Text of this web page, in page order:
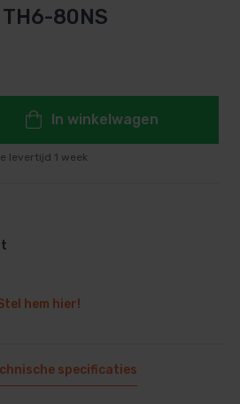
80NS
In winkelwagen
levertijd 1 week
hem hier!
specificaties